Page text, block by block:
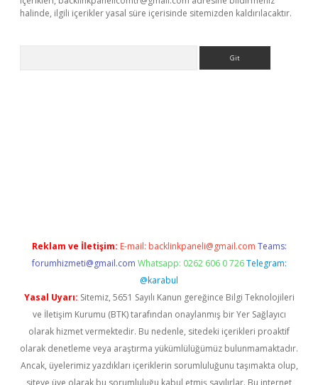
halinde, ilgili içerikler yasal süre içerisinde sitemizden kaldırılacaktır.
Reklam ve İletişim: E-mail: backlinkpaneli@gmail.com Teams:
forumhizmeti@gmail.com Whatsapp: 0262 606 0 726 Telegram:
@karabul
Yasal Uyarı: Sitemiz, 5651 Sayılı Kanun gereğince Bilgi Teknolojileri
ve İletişim Kurumu (BTK) tarafından onaylanmış bir Yer Sağlayıcı
olarak hizmet vermektedir. Bu nedenle, sitedeki içerikleri proaktif
olarak denetleme veya araştırma yükümlülüğümüz bulunmamaktadır.
Ancak, üyelerimiz yazdıkları içeriklerin sorumluluğunu taşımakta olup,
siteye üye olarak bu sorumluluğu kabul etmiş sayılırlar. Bu internet